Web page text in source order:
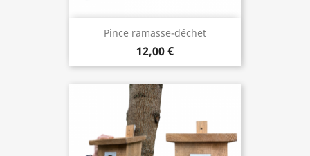
Pince ramasse-déchet
12,00 €